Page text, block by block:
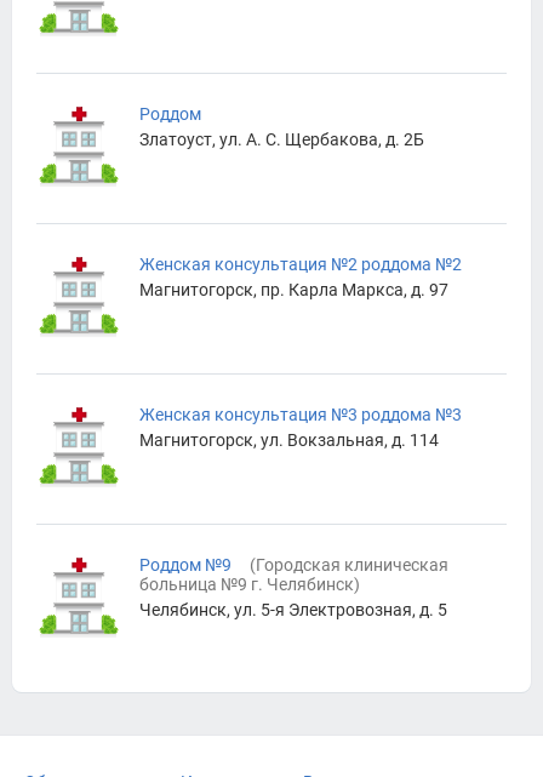
Роддом
Златоуст, ул. А. С. Щербакова, д. 2Б
Женская консультация №2 роддома №2
Магнитогорск, пр. Карла Маркса, д. 97
Женская консультация №3 роддома №3
Магнитогорск, ул. Вокзальная, д. 114
Роддом №9 (Городская клиническая
больница №9 г. Челябинск)
Челябинск, ул. 5-я Электровозная, д. 5